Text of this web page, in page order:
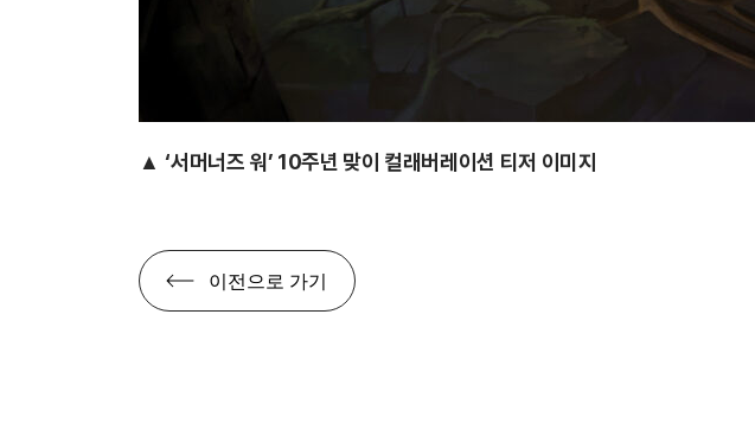
▲‘서머너즈 워’ 10주년 맞이 컬래버레이션 티저 이미지
이전으로 가기